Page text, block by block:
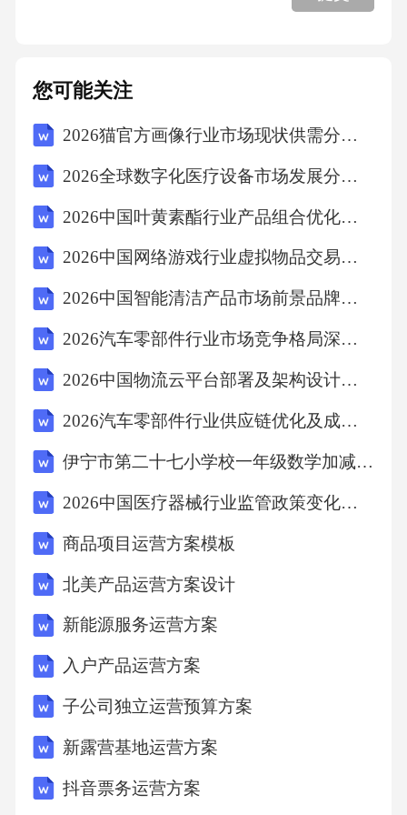
您可能关注
2026猫官方画像行业市场现状供需分析及投资评估规划分析研究报告
2026全球数字化医疗设备市场发展分析投资评估现状竞争规划发展战略报告
2026中国叶黄素酯行业产品组合优化与品类管理研究报告
2026中国网络游戏行业虚拟物品交易规则与市场结构报告
2026中国智能清洁产品市场前景品牌营销策略发展报告
2026汽车零部件行业市场竞争格局深度剖析与发展规划与供应链管理分析报告
2026中国物流云平台部署及架构设计与运营维护分析报告
2026汽车零部件行业供应链优化及成本控制研究报告
伊宁市第二十七小学校一年级数学加减法练习题
2026中国医疗器械行业监管政策变化与市场准入策略分析
商品项目运营方案模板
北美产品运营方案设计
新能源服务运营方案
入户产品运营方案
子公司独立运营预算方案
新露营基地运营方案
抖音票务运营方案